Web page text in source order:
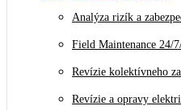
Analýza rizík a
Field Maintenance 24/
Revízie kolektívneho
Revízie a opravy